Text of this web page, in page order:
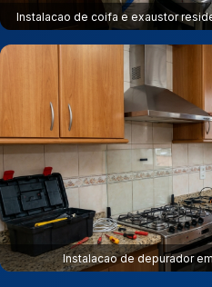
Instalacao de coifa e exaustor
Instalacao de depurador